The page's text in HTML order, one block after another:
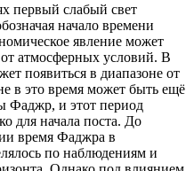
первый слабый свет
начало времени
явление может
атмосферных условий. В
появиться в диапазоне от
в это время может быть ещё
Фаджр, и этот период
для начала поста. До
время Фаджра в
по наблюдениям и